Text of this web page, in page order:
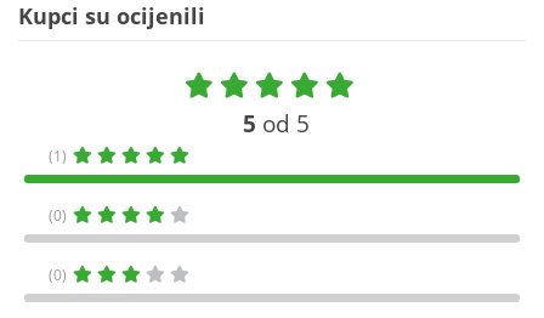
Kupci su ocijenili
5 od 5
(1)
(0)
(0)